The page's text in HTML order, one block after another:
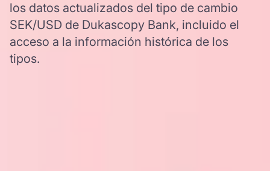
los datos actualizados del tipo de cambio
SEK/USD de Dukascopy Bank, incluido el
acceso a la información histórica de los
tipos.